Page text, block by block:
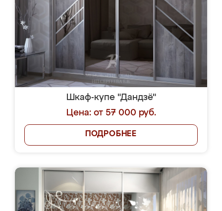
Шкаф-купе "Дандзё"
Цена: от 57 000 руб.
ПОДРОБНЕЕ